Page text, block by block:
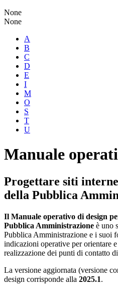
None
None
A
B
C
D
E
I
M
O
S
T
U
Manuale
Progettare siti
della Pubblica
Il Manuale operativo di design
Pubblica Amministrazione è uno
Pubblica Amministrazione e i suoi
indicazioni operative per orientare
realizzazione dei punti di contatto
La versione aggiornata (versione
design corrisponde alla 2025.1.